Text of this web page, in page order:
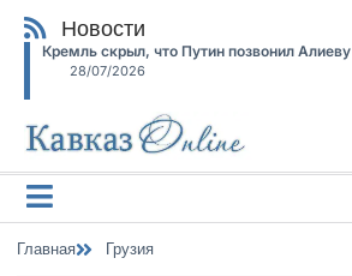
Новости
Кремль скрыл, что Путин позвонил Алиеву
28/07/2026
Главная Грузия